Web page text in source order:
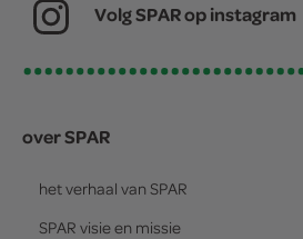
Volg SPAR op instagram
over SPAR
het verhaal van SPAR
SPAR visie en missie